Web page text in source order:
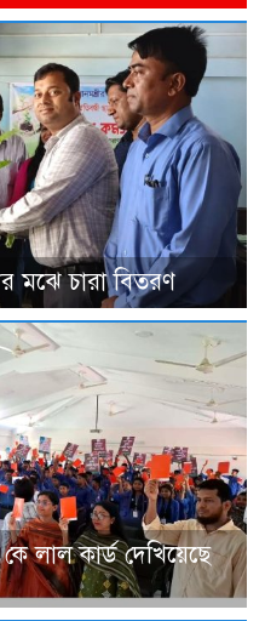
মঝে চারা বিতরণ
লাল কার্ড দেখিয়েছে